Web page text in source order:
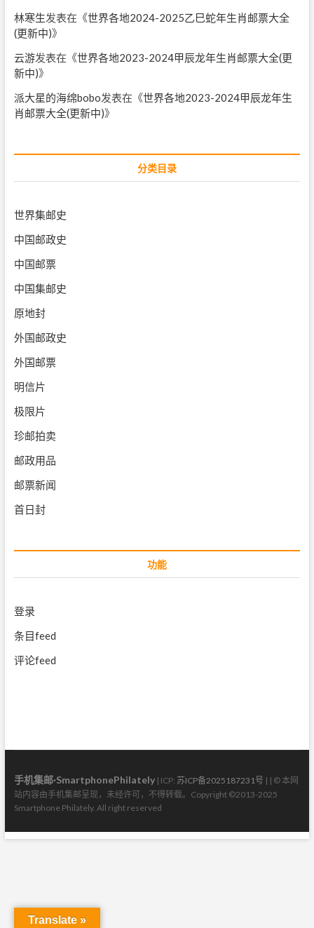
林寒生发表在《世界各地2024-2025乙巳蛇年生肖邮票大全
(更新中)》
云游发表在《世界各地2023-2024甲辰龙年生肖邮票大全(更
新中)》
派大星的海绵bobo发表在《世界各地2023-2024甲辰龙年生
肖邮票大全(更新中)》
分类目录
世界集邮史
中国邮政史
中国邮票
中国集邮史
原地封
外国邮政史
外国邮票
明信片
极限片
珍邮拍卖
邮政用品
邮票新闻
首日封
功能
登录
条目feed
评论feed
手机集邮·SmartphonePhilately| ICP: 苏ICP备2025187231号 | | © 本网
站内容由手机集邮呈现，未经许可，不得转载。Copyright ©2013-2025
Smartphone Philately. All right reserved
Translate »